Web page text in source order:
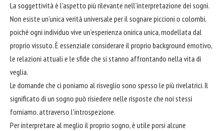
La soggettività è l'aspetto più rilevante nell'interpretazione dei sogni.
Non esiste un'unica verità universale per il sognare piccioni o colombi,
poiché ogni individuo vive un'esperienza onirica unica, modellata dal
proprio vissuto. È essenziale considerare il proprio background emotivo,
le relazioni attuali e le sfide che si stanno affrontando nella vita di
veglia.
Le domande che ci poniamo al risveglio sono spesso le più rivelatrici. Il
significato di un sogno può risiedere nelle risposte che noi stessi
forniamo, attraverso l'introspezione.
Per interpretare al meglio il proprio sogno, è utile porsi alcune